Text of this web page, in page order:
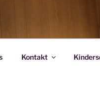
Kontakt